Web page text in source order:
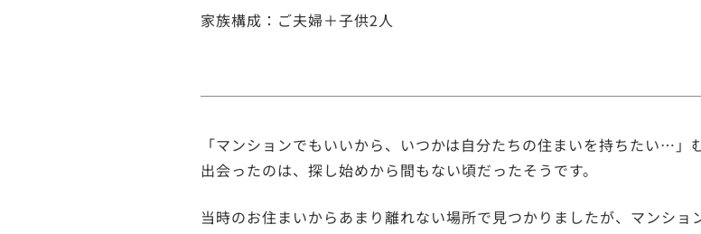
家族構成： ご夫婦＋子供2人
「マンションでもいいから、いつかは自分たちの住まいを持ちたい…
出会ったのは、探し始めから間もない頃だったそうです。
当時のお住まいからあまり離れない場所で見つかりましたが、マンシ